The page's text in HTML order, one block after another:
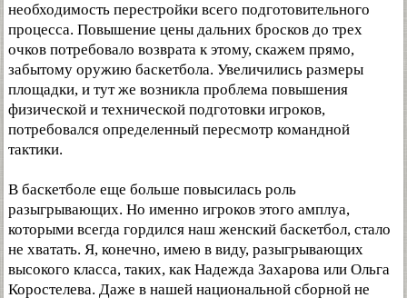
необходимость перестройки всего подготовительного
процесса. Повышение цены дальних бросков до трех
очков потребовало возврата к этому, скажем прямо,
забытому оружию баскетбола. Увеличились размеры
площадки, и тут же возникла проблема повышения
физической и технической подготовки игроков,
потребовался определенный пересмотр командной
тактики.
В баскетболе еще больше повысилась роль
разыгрывающих. Но именно игроков этого амплуа,
которыми всегда гордился наш женский баскетбол, стало
не хватать. Я, конечно, имею в виду, разыгрывающих
высокого класса, таких, как Надежда Захарова или Ольга
Коростелева. Даже в нашей национальной сборной не